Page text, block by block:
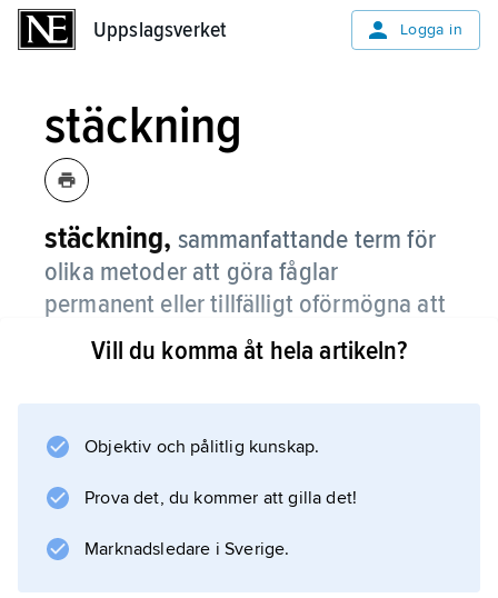
Uppslagsverket Logga in
stäckning
stäckning, sammanfattande term för
olika metoder att göra fåglar
permanent eller tillfälligt oförmögna att
flyga.Vill du komma åt hela artikeln?
Objektiv och pålitlig kunskap.
Prova det, du kommer att gilla det!
Marknadsledare i Sverige.